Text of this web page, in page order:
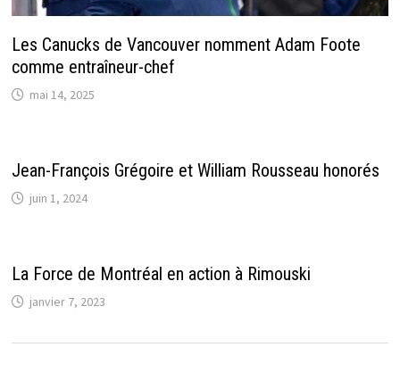
Les Canucks de Vancouver nomment Adam Foote
comme entraîneur-chef
mai 14, 2025
Jean-François Grégoire et William Rousseau honorés
juin 1, 2024
La Force de Montréal en action à Rimouski
janvier 7, 2023